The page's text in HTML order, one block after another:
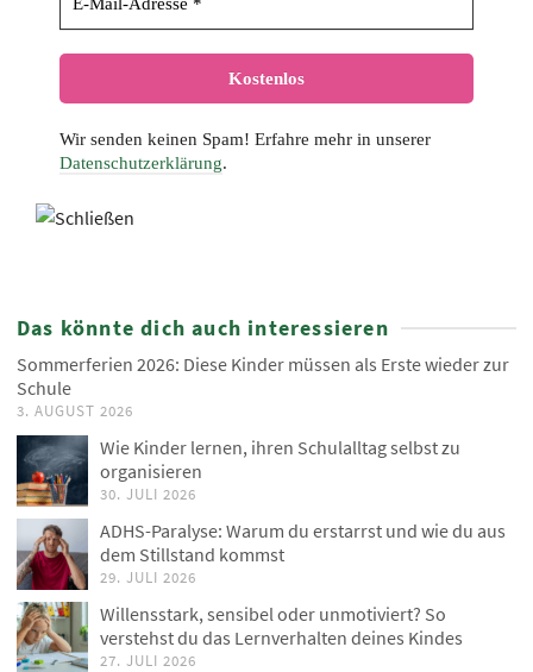
Wir senden keinen Spam! Erfahre mehr in unserer
Datenschutzerklärung.
Das könnte dich auch interessieren
Sommerferien 2026: Diese Kinder müssen als Erste wieder zur
Schule
3. AUGUST 2026
Wie Kinder lernen, ihren Schulalltag selbst zu
organisieren
30. JULI 2026
ADHS-Paralyse: Warum du erstarrst und wie du aus
dem Stillstand kommst
29. JULI 2026
Willensstark, sensibel oder unmotiviert? So
verstehst du das Lernverhalten deines Kindes
27. JULI 2026